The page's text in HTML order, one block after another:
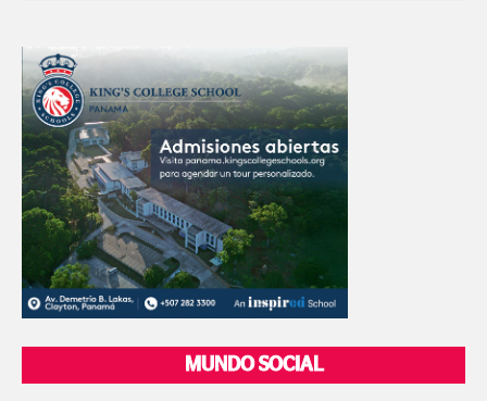
MUNDO SOCIAL